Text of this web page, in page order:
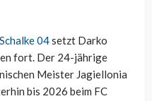
04setzt Darko
fort. Der 24-jährige
Meister Jagiellonia
bis 2026 beim FC